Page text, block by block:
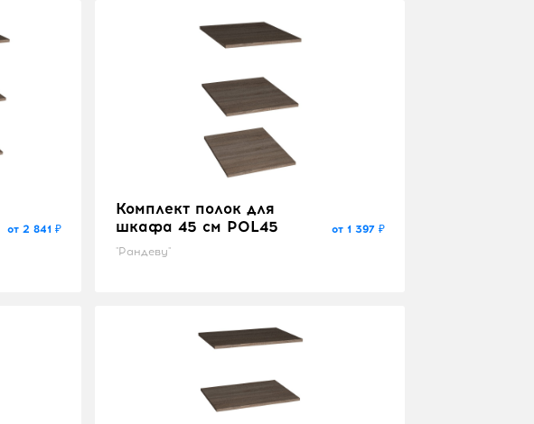
от 2 841 ₽
Комплект полок для
шкафа 45 см POL45
"Рандеву"
от 1 397 ₽